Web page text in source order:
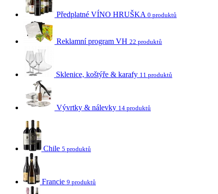
Předplatné VÍNO HRUŠKA 0 produktů
Reklamní program VH 22 produktů
Sklenice, koštýře & karafy 11 produktů
Vývrtky & nálevky 14 produktů
Chile 5 produktů
Francie 9 produktů